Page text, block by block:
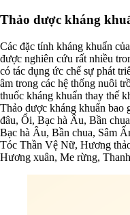
Thảo dược kháng
Các đặc tính kháng khuẩn
được nghiên cứu rất nhiều
có tác dụng ức chế sự phát
âm trong các hệ thống nuôi
thuốc kháng khuẩn thay thế
Thảo dược kháng khuẩn bao
đâu, Ổi, Bạc hà Âu, Bần
Bạc hà Âu, Bần chua, Sâm
Tóc Thần Vệ Nữ, Hương
Hương xuân, Me rừng,